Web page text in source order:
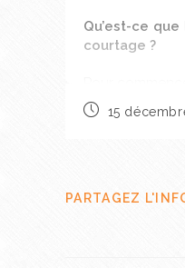
Qu’est-ce
courtage ?
Pour
lors de son
15
PARTAGEZ